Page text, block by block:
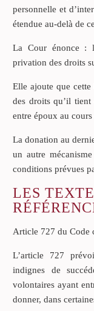
personnelle et
étendue au-delà de
La Cour énonce :
privation des droits
Elle ajoute que
des droits qu’il
entre époux au
La donation au
un autre
conditions prévues
LES
Article 727 du Code
L’article 727
indignes de
volontaires ayant
donner, dans